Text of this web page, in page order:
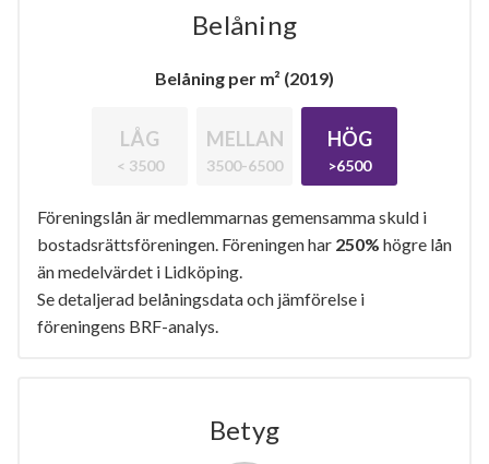
Belåning
Belåning per m² (2019)
LÅG
< 3500
MELLAN
3500-6500
HÖG
>6500
Föreningslån är medlemmarnas gemensamma skuld i
bostadsrättsföreningen. Föreningen har 250% högre lån
än medelvärdet i Lidköping.
Se detaljerad belåningsdata och jämförelse i
föreningens BRF-analys.
Betyg